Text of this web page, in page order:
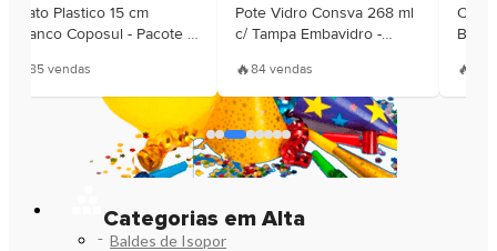
ISOPOR
Baldes de Isopor
Prato Plastico 15 cm
Branco Coposul - Pacote c/
85 vendas
Pote Vidro Consva 268 ml
c/ Tampa Embavidro -
🔥84 vendas 🔥
Categorias em Alta